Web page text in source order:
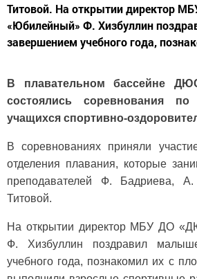
Титовой. На открытии директор
«Юбилейный» Ф. Хизбуллин
завершением учебного года,
В плавательном бассейне
состоялись соревнования
учащихся спортивно-
В соревнованиях приняли
отделения плавания, которые
преподавателей Ф. Бадриева,
Титовой.
На открытии директор МБУ ДО
Ф. Хизбуллин поздравил
учебного года, познакомил их с